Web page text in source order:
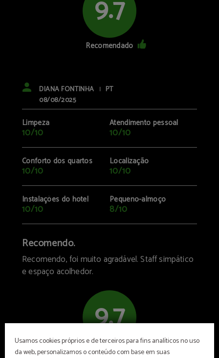
Usamos cookies próprios e de terceiros para fins analíticos no uso
da web, personalizamos o conteúdo com base em suas
9.7
Recomendado
DIANA FONTINHA |
PT
08/08/2025
Limpeza
10/10
Atendimento pessoal
10/10
Conforto dos quartos
10/10
Localização
10/10
Instalações do hotel
10/10
Pequeno-almoço
8/10
Recomendo.
Recomendo, foi muito agradável. Staff simpático
e espaço acolhedor.
9.7
Recomendado